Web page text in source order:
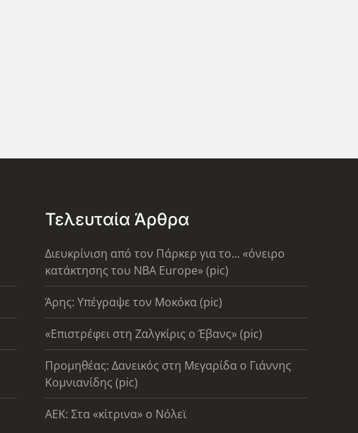
Τελευταία Άρθρα
Διευκρίνιση από τον Πάρκερ για το... «όνειρο
κατάκτησης του ΝΒΑ Europe» (pic)
Άρης: Υπέγραψε τον Μοκόκα (pic)
«Επιστρέφει στη Ζαλγκίρις ο Έβανς» (pic)
Προμηθέας: Δανεικός στη Μεγαρίδα ο Γιάννης
Κομνιανίδης (pic)
AEK: Στα «κίτρινα» ο Νόλεϊ